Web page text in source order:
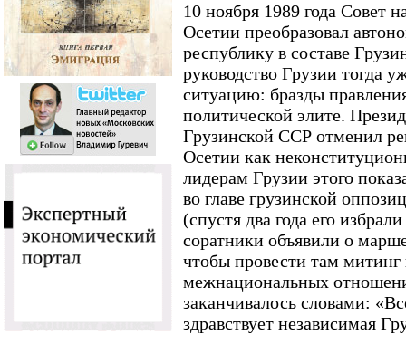
10 ноября 1989 года Совет
Осетии преобразовал
республику в составе
руководство Грузии тогда
ситуацию: бразды
политической элите.
Грузинской ССР отменил
Осетии как
лидерам Грузии этого
во главе грузинской
(спустя два года его
соратники объявили о
чтобы провести там
межнациональных
заканчивалось словами:
здравствует независимая